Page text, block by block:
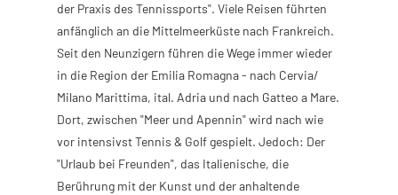
der Praxis des Tennissports". Viele Reisen führten
anfänglich an die Mittelmeerküste nach Frankreich.
Seit den Neunzigern führen die Wege immer wieder
in die Region der Emilia Romagna - nach Cervia/
Milano Marittima, ital. Adria und nach Gatteo a Mare.
Dort, zwischen "Meer und Apennin" wird nach wie
vor intensivst Tennis & Golf gespielt. Jedoch: Der
"Urlaub bei Freunden", das Italienische, die
Berührung mit der Kunst und der anhaltende